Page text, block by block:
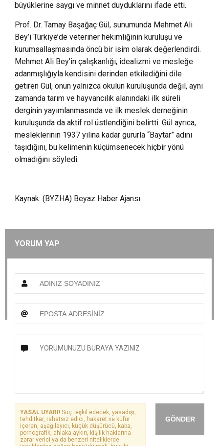
büyüklerine saygı ve minnet duyduklarını ifade etti.
Prof. Dr. Tamay Başağaç Gül, sunumunda Mehmet Ali
Bey’i Türkiye’de veteriner hekimliğinin kuruluşu ve
kurumsallaşmasında öncü bir isim olarak değerlendirdi.
Mehmet Ali Bey’in çalışkanlığı, idealizmi ve mesleğe
adanmışlığıyla kendisini derinden etkilediğini dile
getiren Gül, onun yalnızca okulun kuruluşunda değil, aynı
zamanda tarım ve hayvancılık alanındaki ilk süreli
derginin yayımlanmasında ve ilk meslek derneğinin
kuruluşunda da aktif rol üstlendiğini belirtti. Gül ayrıca,
mesleklerinin 1937 yılına kadar gururla “Baytar” adını
taşıdığını, bu kelimenin küçümsenecek hiçbir yönü
olmadığını söyledi.
Kaynak: (BYZHA) Beyaz Haber Ajansı
YORUM YAP
GÖNDER
YASAL UYARI! Suç teşkil edecek, yasadışı,
tehditkar, rahatsız edici, hakaret ve küfür
içeren, aşağılayıcı, küçük düşürücü, kaba,
pornografik, ahlaka aykırı, kişilik haklarına
zarar verici ya da benzeri niteliklerde